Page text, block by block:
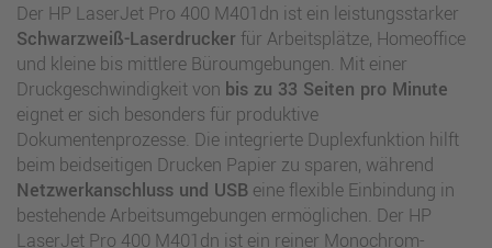
Der HP LaserJet Pro 400 M401dn ist ein leistungsstarker
Schwarzweiß-Laserdrucker für Arbeitsplätze, Homeoffice
und kleine bis mittlere Büroumgebungen. Mit einer
Druckgeschwindigkeit von bis zu 33 Seiten pro Minute
eignet er sich besonders für produktive
Dokumentenprozesse. Die integrierte Duplexfunktion hilft
beim beidseitigen Drucken Papier zu sparen, während
Netzwerkanschluss und USBeine flexible Einbindung in
bestehende Arbeitsumgebungen ermöglichen. Der HP
LaserJet Pro 400 M401dn ist ein reiner Monochrom-